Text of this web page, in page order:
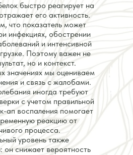
быстро реагирует на
его активность.
что показатель может
инфекциях, обострении
и интенсивной
Поэтому важен не
но и контекст.
значениях мы оцениваем
и связь с жалобами.
иногда требуют
с учетом правильной
ап воспаления помогает
реакцию от
процесса.
уровень также
он снижает вероятность